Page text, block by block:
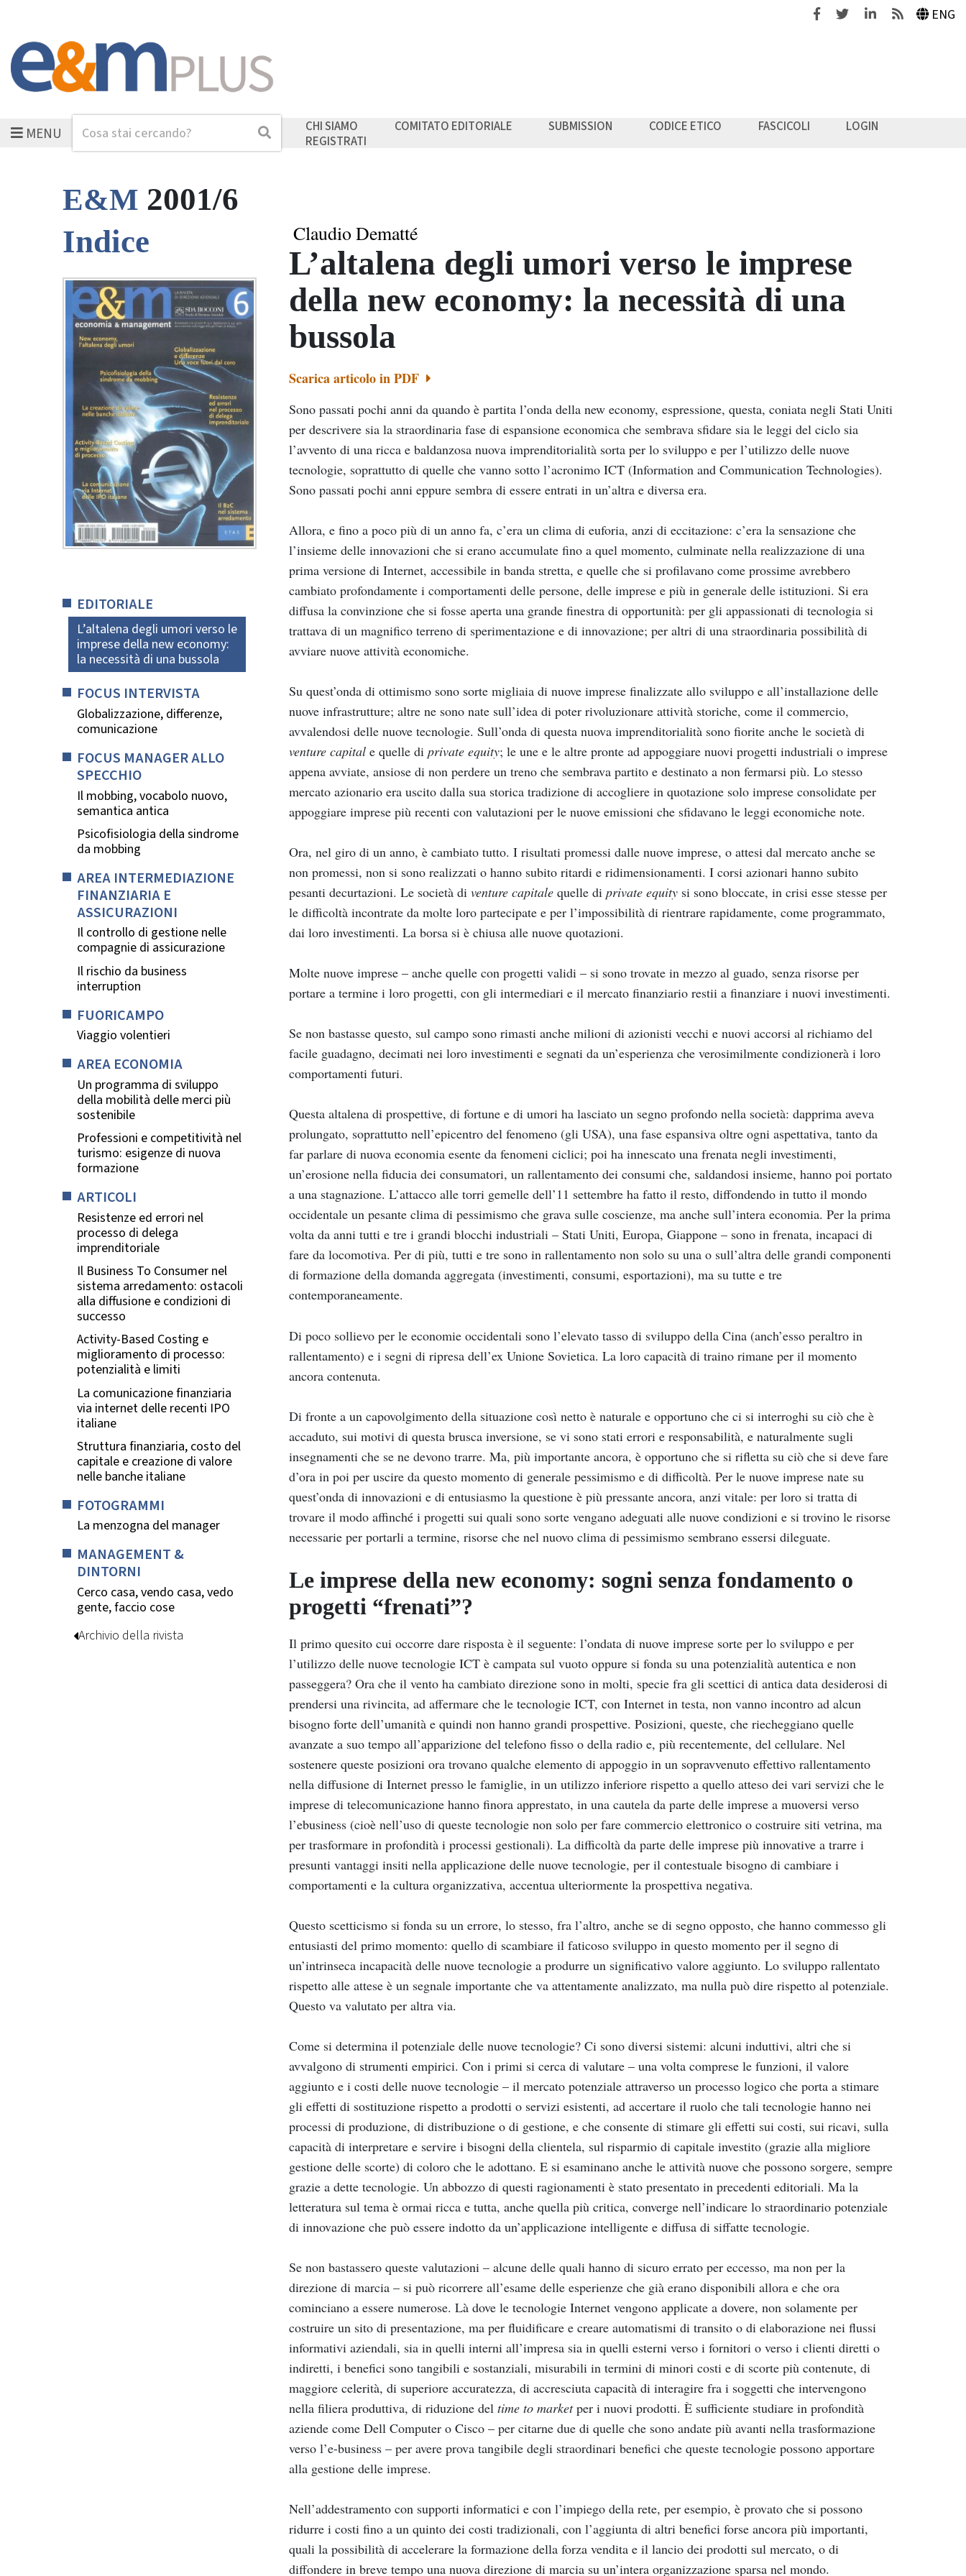
FacebookTwitterLinkedinFeeds ENG
MENUCerca Cerca CHI SIAMO COMITATO EDITORIALE SUBMISSION CODICE ETICO FASCICOLI
LOGIN
REGISTRATI
E&M 2001/6
Indice
EDITORIALE
L’altalena degli umori verso le
imprese della new economy:
la necessità di una bussola
FOCUS INTERVISTA
Globalizzazione, differenze,
comunicazione
FOCUS MANAGER ALLO
SPECCHIO
Il mobbing, vocabolo nuovo,
semantica antica
Psicofisiologia della sindrome
da mobbing
AREA INTERMEDIAZIONE
FINANZIARIA E
ASSICURAZIONI
Il controllo di gestione nelle
compagnie di assicurazione
Il rischio da business
interruption
FUORICAMPO
Viaggio volentieri
AREA ECONOMIA
Un programma di sviluppo
della mobilità delle merci più
sostenibile
Professioni e competitività nel
turismo: esigenze di nuova
formazione
ARTICOLI
Resistenze ed errori nel
processo di delega
imprenditoriale
Il Business To Consumer nel
sistema arredamento: ostacoli
alla diffusione e condizioni di
successo
Activity-Based Costing e
miglioramento di processo:
potenzialità e limiti
La comunicazione finanziaria
via internet delle recenti IPO
italiane
Struttura finanziaria, costo del
capitale e creazione di valore
nelle banche italiane
FOTOGRAMMI
La menzogna del manager
MANAGEMENT &
DINTORNI
Cerco casa, vendo casa, vedo
gente, faccio cose
Archivio della rivista
Claudio Dematté
L’altalena degli umori verso le imprese
della new economy: la necessità di una
bussola
Scarica articolo in PDF
Sono passati pochi anni da quando è partita l’onda della new economy, espressione, questa, coniata negli Stati Uniti
per descrivere sia la straordinaria fase di espansione economica che sembrava sfidare sia le leggi del ciclo sia
l’avvento di una ricca e baldanzosa nuova imprenditorialità sorta per lo sviluppo e per l’utilizzo delle nuove
tecnologie, soprattutto di quelle che vanno sotto l’acronimo ICT (Information and Communication Technologies).
Sono passati pochi anni eppure sembra di essere entrati in un’altra e diversa era.
Allora, e fino a poco più di un anno fa, c’era un clima di euforia, anzi di eccitazione: c’era la sensazione che
l’insieme delle innovazioni che si erano accumulate fino a quel momento, culminate nella realizzazione di una
prima versione di Internet, accessibile in banda stretta, e quelle che si profilavano come prossime avrebbero
cambiato profondamente i comportamenti delle persone, delle imprese e più in generale delle istituzioni. Si era
diffusa la convinzione che si fosse aperta una grande finestra di opportunità: per gli appassionati di tecnologia si
trattava di un magnifico terreno di sperimentazione e di innovazione; per altri di una straordinaria possibilità di
avviare nuove attività economiche.
Su quest’onda di ottimismo sono sorte migliaia di nuove imprese finalizzate allo sviluppo e all’installazione delle
nuove infrastrutture; altre ne sono nate sull’idea di poter rivoluzionare attività storiche, come il commercio,
avvalendosi delle nuove tecnologie. Sull’onda di questa nuova imprenditorialità sono fiorite anche le società di
venture capital e quelle di private equity; le une e le altre pronte ad appoggiare nuovi progetti industriali o imprese
appena avviate, ansiose di non perdere un treno che sembrava partito e destinato a non fermarsi più. Lo stesso
mercato azionario era uscito dalla sua storica tradizione di accogliere in quotazione solo imprese consolidate per
appoggiare imprese più recenti con valutazioni per le nuove emissioni che sfidavano le leggi economiche note.
Ora, nel giro di un anno, è cambiato tutto. I risultati promessi dalle nuove imprese, o attesi dal mercato anche se
non promessi, non si sono realizzati o hanno subito ritardi e ridimensionamenti. I corsi azionari hanno subito
pesanti decurtazioni. Le società di venture capitale quelle di private equity si sono bloccate, in crisi esse stesse per
le difficoltà incontrate da molte loro partecipate e per l’impossibilità di rientrare rapidamente, come programmato,
dai loro investimenti. La borsa si è chiusa alle nuove quotazioni.
Molte nuove imprese – anche quelle con progetti validi – si sono trovate in mezzo al guado, senza risorse per
portare a termine i loro progetti, con gli intermediari e il mercato finanziario restii a finanziare i nuovi investimenti.
Se non bastasse questo, sul campo sono rimasti anche milioni di azionisti vecchi e nuovi accorsi al richiamo del
facile guadagno, decimati nei loro investimenti e segnati da un’esperienza che verosimilmente condizionerà i loro
comportamenti futuri.
Questa altalena di prospettive, di fortune e di umori ha lasciato un segno profondo nella società: dapprima aveva
prolungato, soprattutto nell’epicentro del fenomeno (gli USA), una fase espansiva oltre ogni aspettativa, tanto da
far parlare di nuova economia esente da fenomeni ciclici; poi ha innescato una frenata negli investimenti,
un’erosione nella fiducia dei consumatori, un rallentamento dei consumi che, saldandosi insieme, hanno poi portato
a una stagnazione. L’attacco alle torri gemelle dell’11 settembre ha fatto il resto, diffondendo in tutto il mondo
occidentale un pesante clima di pessimismo che grava sulle coscienze, ma anche sull’intera economia. Per la prima
volta da anni tutti e tre i grandi blocchi industriali – Stati Uniti, Europa, Giappone – sono in frenata, incapaci di
fare da locomotiva. Per di più, tutti e tre sono in rallentamento non solo su una o sull’altra delle grandi componenti
di formazione della domanda aggregata (investimenti, consumi, esportazioni), ma su tutte e tre
contemporaneamente.
Di poco sollievo per le economie occidentali sono l’elevato tasso di sviluppo della Cina (anch’esso peraltro in
rallentamento) e i segni di ripresa dell’ex Unione Sovietica. La loro capacità di traino rimane per il momento
ancora contenuta.
Di fronte a un capovolgimento della situazione così netto è naturale e opportuno che ci si interroghi su ciò che è
accaduto, sui motivi di questa brusca inversione, se vi sono stati errori e responsabilità, e naturalmente sugli
insegnamenti che se ne devono trarre. Ma, più importante ancora, è opportuno che si rifletta su ciò che si deve fare
d’ora in poi per uscire da questo momento di generale pessimismo e di difficoltà. Per le nuove imprese nate su
quest’onda di innovazioni e di entusiasmo la questione è più pressante ancora, anzi vitale: per loro si tratta di
trovare il modo affinché i progetti sui quali sono sorte vengano adeguati alle nuove condizioni e si trovino le risorse
necessarie per portarli a termine, risorse che nel nuovo clima di pessimismo sembrano essersi dileguate.
Le imprese della new economy: sogni senza fondamento o
progetti “frenati”?
Il primo quesito cui occorre dare risposta è il seguente: l’ondata di nuove imprese sorte per lo sviluppo e per
l’utilizzo delle nuove tecnologie ICT è campata sul vuoto oppure si fonda su una potenzialità autentica e non
passeggera? Ora che il vento ha cambiato direzione sono in molti, specie fra gli scettici di antica data desiderosi di
prendersi una rivincita, ad affermare che le tecnologie ICT, con Internet in testa, non vanno incontro ad alcun
bisogno forte dell’umanità e quindi non hanno grandi prospettive. Posizioni, queste, che riecheggiano quelle
avanzate a suo tempo all’apparizione del telefono fisso o della radio e, più recentemente, del cellulare. Nel
sostenere queste posizioni ora trovano qualche elemento di appoggio in un sopravvenuto effettivo rallentamento
nella diffusione di Internet presso le famiglie, in un utilizzo inferiore rispetto a quello atteso dei vari servizi che le
imprese di telecomunicazione hanno finora apprestato, in una cautela da parte delle imprese a muoversi verso
l’ebusiness (cioè nell’uso di queste tecnologie non solo per fare commercio elettronico o costruire siti vetrina, ma
per trasformare in profondità i processi gestionali). La difficoltà da parte delle imprese più innovative a trarre i
presunti vantaggi insiti nella applicazione delle nuove tecnologie, per il contestuale bisogno di cambiare i
comportamenti e la cultura organizzativa, accentua ulteriormente la prospettiva negativa.
Questo scetticismo si fonda su un errore, lo stesso, fra l’altro, anche se di segno opposto, che hanno commesso gli
entusiasti del primo momento: quello di scambiare il faticoso sviluppo in questo momento per il segno di
un’intrinseca incapacità delle nuove tecnologie a produrre un significativo valore aggiunto. Lo sviluppo rallentato
rispetto alle attese è un segnale importante che va attentamente analizzato, ma nulla può dire rispetto al potenziale.
Questo va valutato per altra via.
Come si determina il potenziale delle nuove tecnologie? Ci sono diversi sistemi: alcuni induttivi, altri che si
avvalgono di strumenti empirici. Con i primi si cerca di valutare – una volta comprese le funzioni, il valore
aggiunto e i costi delle nuove tecnologie – il mercato potenziale attraverso un processo logico che porta a stimare
gli effetti di sostituzione rispetto a prodotti o servizi esistenti, ad accertare il ruolo che tali tecnologie hanno nei
processi di produzione, di distribuzione o di gestione, e che consente di stimare gli effetti sui costi, sui ricavi, sulla
capacità di interpretare e servire i bisogni della clientela, sul risparmio di capitale investito (grazie alla migliore
gestione delle scorte) di coloro che le adottano. E si esaminano anche le attività nuove che possono sorgere, sempre
grazie a dette tecnologie. Un abbozzo di questi ragionamenti è stato presentato in precedenti editoriali. Ma la
letteratura sul tema è ormai ricca e tutta, anche quella più critica, converge nell’indicare lo straordinario potenziale
di innovazione che può essere indotto da un’applicazione intelligente e diffusa di siffatte tecnologie.
Se non bastassero queste valutazioni – alcune delle quali hanno di sicuro errato per eccesso, ma non per la
direzione di marcia – si può ricorrere all’esame delle esperienze che già erano disponibili allora e che ora
cominciano a essere numerose. Là dove le tecnologie Internet vengono applicate a dovere, non solamente per
costruire un sito di presentazione, ma per fluidificare e creare automatismi di transito o di elaborazione nei flussi
informativi aziendali, sia in quelli interni all’impresa sia in quelli esterni verso i fornitori o verso i clienti diretti o
indiretti, i benefici sono tangibili e sostanziali, misurabili in termini di minori costi e di scorte più contenute, di
maggiore celerità, di superiore accuratezza, di accresciuta capacità di interagire fra i soggetti che intervengono
nella filiera produttiva, di riduzione del time to marketper i nuovi prodotti. È sufficiente studiare in profondità
aziende come Dell Computer o Cisco – per citarne due di quelle che sono andate più avanti nella trasformazione
verso l’e-business – per avere prova tangibile degli straordinari benefici che queste tecnologie possono apportare
alla gestione delle imprese.
Nell’addestramento con supporti informatici e con l’impiego della rete, per esempio, è provato che si possono
ridurre i costi fino a un quinto dei costi tradizionali, con l’aggiunta di altri benefici forse ancora più importanti,
quali la possibilità di accelerare la formazione della forza vendita e il lancio dei prodotti sul mercato, o di
diffondere in breve tempo una nuova direzione di marcia su un’intera organizzazione sparsa nel mondo.